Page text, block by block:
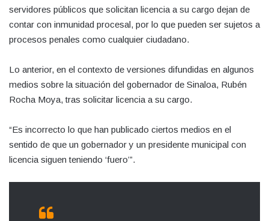
servidores públicos que solicitan licencia a su cargo dejan de
contar con inmunidad procesal, por lo que pueden ser sujetos a
procesos penales como cualquier ciudadano.
Lo anterior, en el contexto de versiones difundidas en algunos
medios sobre la situación del gobernador de Sinaloa, Rubén
Rocha Moya, tras solicitar licencia a su cargo.
“Es incorrecto lo que han publicado ciertos medios en el
sentido de que un gobernador y un presidente municipal con
licencia siguen teniendo ‘fuero’”.